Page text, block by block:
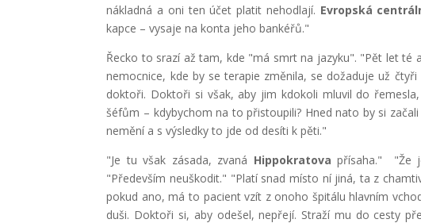
nákladná a oni ten účet platit nehodlají. Evropská
kapce – vysaje na konta jeho bankéřů."
Řecko to srazí až tam, kde "má smrt na jazyku". "Pět let té
nemocnice, kde by se terapie změnila, se dožaduje už
doktoři. Doktoři si však, aby jim kdokoli mluvil do
šéfům – kdybychom na to přistoupili? Hned nato by si
nemění a s výsledky to jde od desíti k pěti."
"Je tu však zásada, zvaná Hippokratova přísaha." "Že
"Především neuškodit." "Platí snad místo ní jiná, ta z
pokud ano, má to pacient vzít z onoho špitálu hlavním
duši. Doktoři si, aby odešel, nepřejí. Straží mu do cesty